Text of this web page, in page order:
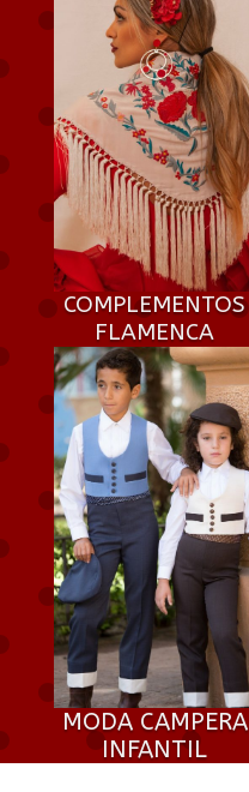
COMPLEMENTOS
FLAMENCA
MODA CAMPERA
INFANTIL